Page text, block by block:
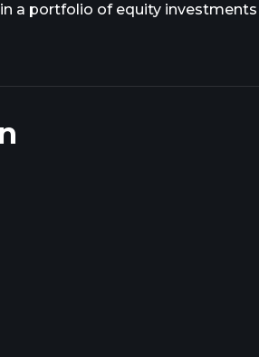
a portfolio of equity